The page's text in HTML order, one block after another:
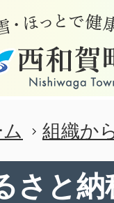
組織か
さと